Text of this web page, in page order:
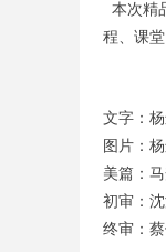
本次精
程、课
文字：
图片：
美篇：马
初审：
终审：